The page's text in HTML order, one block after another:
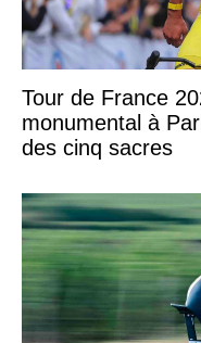
Tour de France
monumental à
des cinq sacres